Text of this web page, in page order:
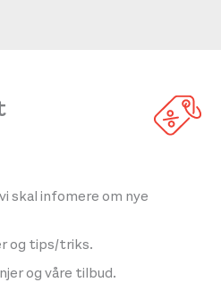
skal infomere om nye
og tips/triks.
og våre tilbud.